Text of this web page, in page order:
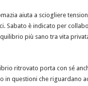
aiuta a sciogliere
Sabato è indicato per
più sano tra vita
ritrovato porta con sé
in questioni che riguardano